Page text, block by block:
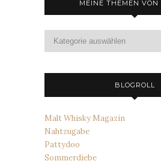
MEINE THEMEN
Themen
BLOGROLL
Malt Whisky Magazin
Nahtzugabe
Pattydoo
Sommerdiebe